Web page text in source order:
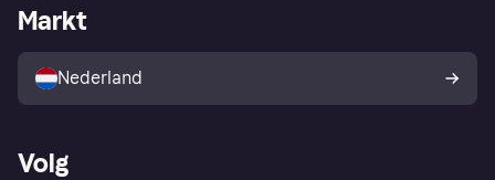
Winkeloverzicht
Kopersbescherming voor
consumenten
Zakelijke login
Markt
Nederland
Volg